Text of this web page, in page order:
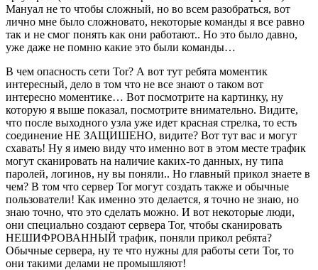
Мануал не то чтобы сложный, но во всем разобраться, вот
лично мне было сложновато, некоторые команды я все равно
так и не смог понять как они работают.. Но это было давно,
уже даже не помню какие это были команды…
В чем опасность сети Tor? А вот тут ребята моментик
интересный, дело в том что не все знают о таком вот
интересно моментике… Вот посмотрите на картинку, ну
которую я выше показал, посмотрите внимательно. Видите,
что после выходного узла уже идет красная стрелка, то есть
соединение НЕ ЗАЩИШЕНО, видите? Вот тут вас и могут
схавать! Ну я имею виду что именно вот в этом месте трафик
могут сканировать на наличие каких-то данных, ну типа
паролей, логинов, ну вы поняли.. Но главный прикол знаете в
чем? В том что сервер Tor могут создать также и обычные
пользователи! Как именно это делается, я точно не знаю, но
знаю точно, что это сделать можно. И вот некоторые люди,
они специально создают сервера Tor, чтобы сканировать
НЕШИФРОВАННЫЙ трафик, поняли прикол ребята?
Обычные сервера, ну те что нужны для работы сети Tor, то
они такими делами не промышляют!